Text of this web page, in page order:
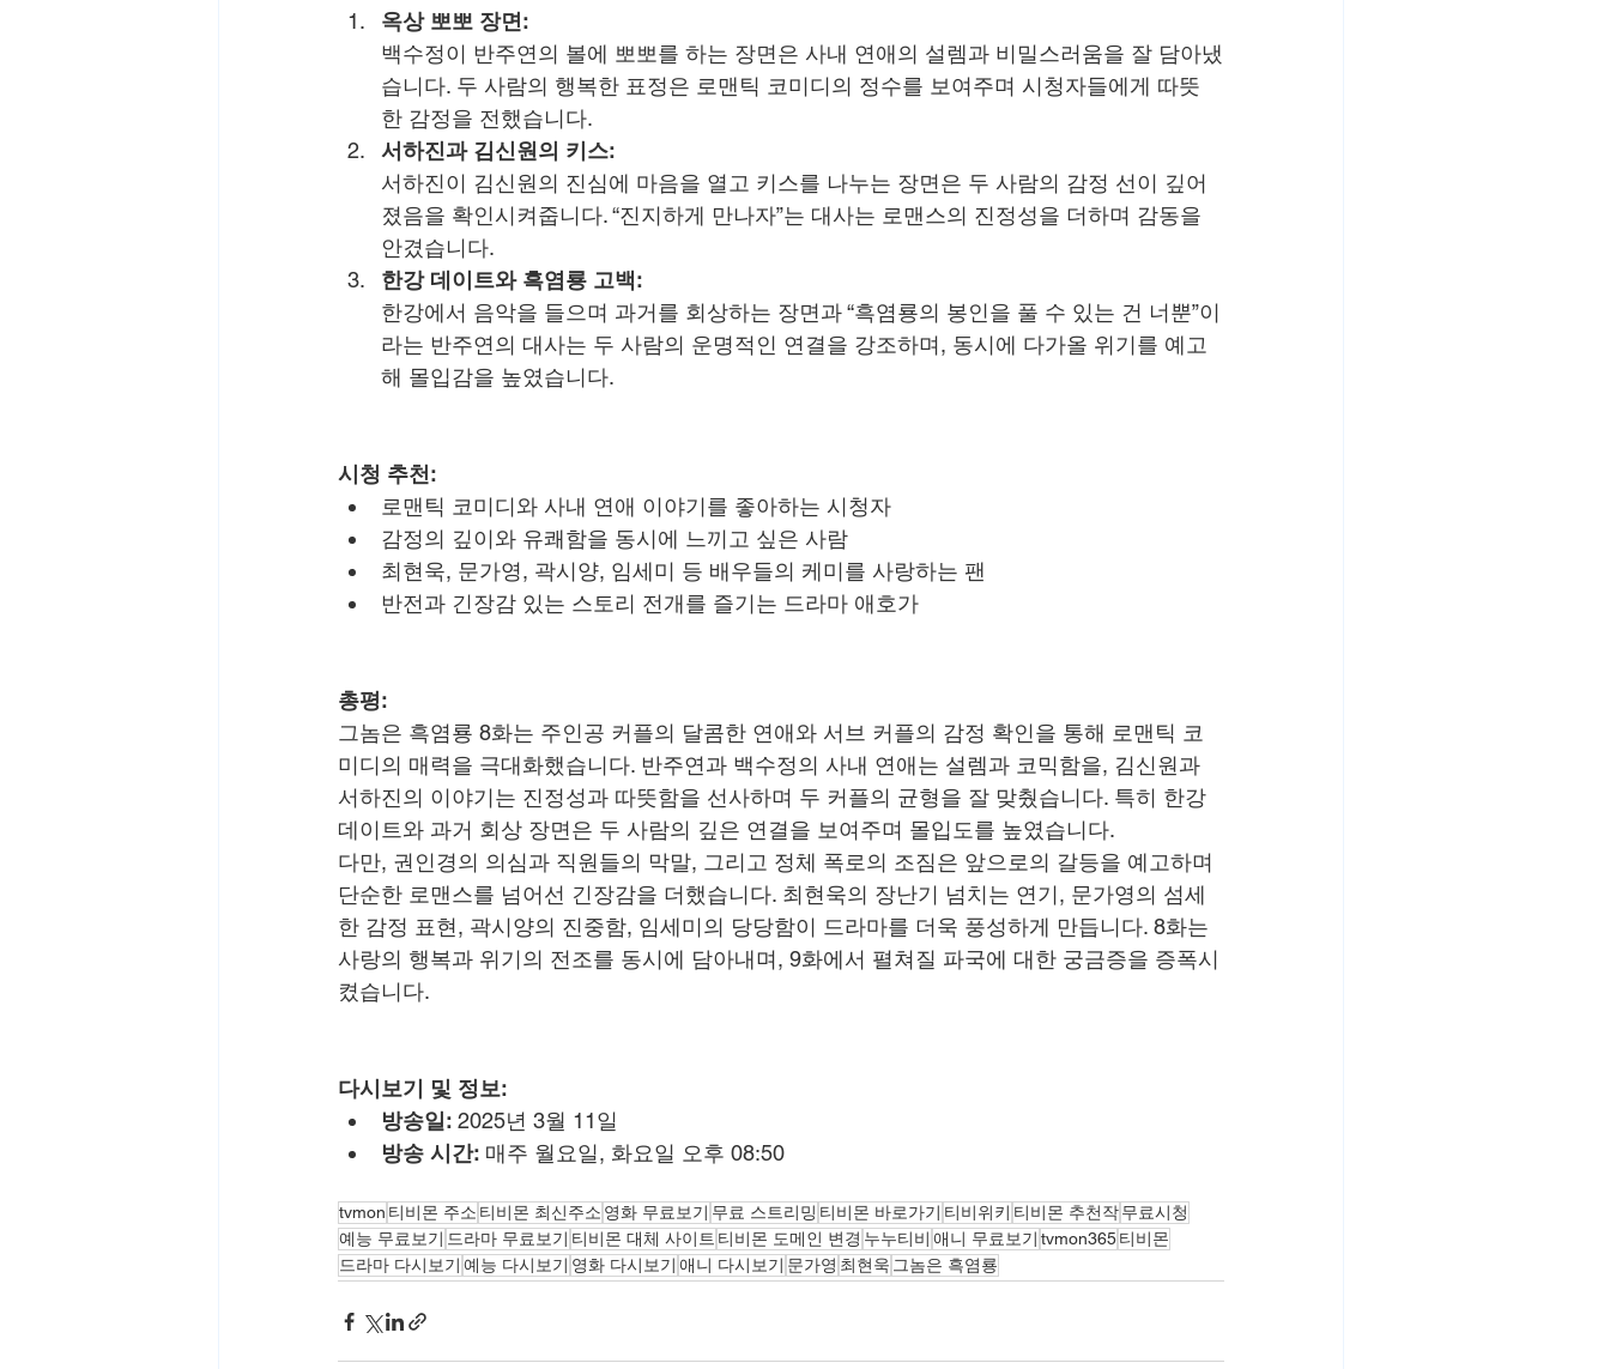
옥상 뽀뽀 장면:
백수정이 반주연의 볼에 뽀뽀를 하는 장면은 사내 연애의 설렘과 비밀스러움을 잘 담아냈
습니다. 두 사람의 행복한 표정은 로맨틱 코미디의 정수를 보여주며 시청자들에게 따뜻
한 감정을 전했습니다.
서하진과 김신원의 키스:
서하진이 김신원의 진심에 마음을 열고 키스를 나누는 장면은 두 사람의 감정 선이 깊어
졌음을 확인시켜줍니다. “진지하게 만나자”는 대사는 로맨스의 진정성을 더하며 감동을
안겼습니다.
한강 데이트와 흑염룡 고백:
한강에서 음악을 들으며 과거를 회상하는 장면과 “흑염룡의 봉인을 풀 수 있는 건 너뿐”이
라는 반주연의 대사는 두 사람의 운명적인 연결을 강조하며, 동시에 다가올 위기를 예고
해 몰입감을 높였습니다.
시청 추천:
로맨틱 코미디와 사내 연애 이야기를 좋아하는 시청자
감정의 깊이와 유쾌함을 동시에 느끼고 싶은 사람
최현욱, 문가영, 곽시양, 임세미 등 배우들의 케미를 사랑하는 팬
반전과 긴장감 있는 스토리 전개를 즐기는 드라마 애호가
총평:
그놈은 흑염룡 8화는 주인공 커플의 달콤한 연애와 서브 커플의 감정 확인을 통해 로맨틱 코
미디의 매력을 극대화했습니다. 반주연과 백수정의 사내 연애는 설렘과 코믹함을, 김신원과
서하진의 이야기는 진정성과 따뜻함을 선사하며 두 커플의 균형을 잘 맞췄습니다. 특히 한강
데이트와 과거 회상 장면은 두 사람의 깊은 연결을 보여주며 몰입도를 높였습니다.
다만, 권인경의 의심과 직원들의 막말, 그리고 정체 폭로의 조짐은 앞으로의 갈등을 예고하며
단순한 로맨스를 넘어선 긴장감을 더했습니다. 최현욱의 장난기 넘치는 연기, 문가영의 섬세
한 감정 표현, 곽시양의 진중함, 임세미의 당당함이 드라마를 더욱 풍성하게 만듭니다. 8화는
사랑의 행복과 위기의 전조를 동시에 담아내며, 9화에서 펼쳐질 파국에 대한 궁금증을 증폭시
켰습니다.
다시보기 및 정보:
방송일: 2025년 3월 11일
방송 시간: 매주 월요일, 화요일 오후 08:50
tvmon 티비몬 주소 티비몬 최신주소 영화 무료보기 무료 스트리밍 티비몬 바로가기 티비위키 티비몬 추천작무료시청
예능 무료보기 드라마 무료보기 티비몬 대체 사이트 티비몬 도메인 변경 누누티비 애니 무료보기 tvmon365티비몬
드라마 다시보기 예능 다시보기 영화 다시보기 애니 다시보기 문가영 최현욱 그놈은 흑염룡